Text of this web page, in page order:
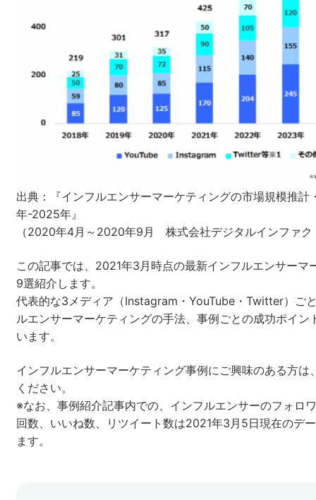
実績・事例
セミナー
株式会社メディックス
お問い合わせ
出典：『インフルエンサーマーケティングの市場規模推計
年-2025年』
（2020年4月～2020年9月 株式会社デジタルインファク
この記事では、2021年3月時点の最新インフルエンサーマ
9選紹介します。
代表的な3メディア（Instagram・YouTube・Twitter）ご
ルエンサーマーケティングの手法、事例ごとの成功ポイン
います。
インフルエンサーマーケティング事例にご興味のある方は
ください。
※なお、事例紹介記事内での、インフルエンサーのフォロ
回数、いいね数、リツイート数は2021年3月5日現在のデ
ます。